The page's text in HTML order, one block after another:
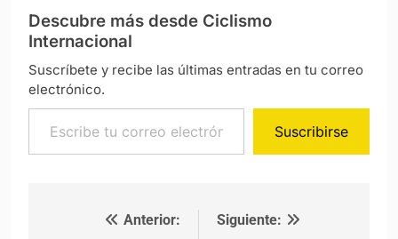
Descubre más desde Ciclismo
Internacional
Suscríbete y recibe las últimas entradas en tu correo
electrónico.
Escribe tu correo electrónico…
Suscribirse
Navegación de entradas
Anterior:
Siguiente: